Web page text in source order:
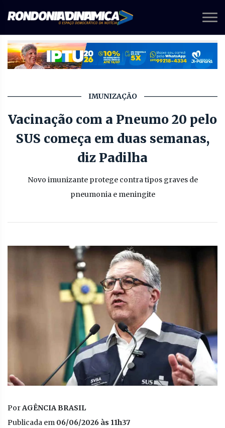
IMUNIZAÇÃO
Vacinação com a Pneumo 20 pelo
SUS começa em duas semanas,
diz Padilha
Novo imunizante protege contra tipos graves de
pneumonia e meningite
PorAGÊNCIA BRASIL
Publicada em 06/06/2026 às 11h37